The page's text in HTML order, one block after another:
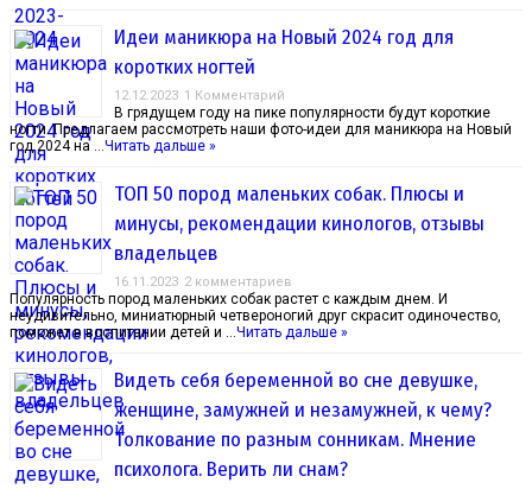
Идеи маникюра на Новый 2024 год для
коротких ногтей
12.12.2023 1 Комментарий
В грядущем году на пике популярности будут короткие
ногти. Предлагаем рассмотреть наши фото-идеи для маникюра на Новый
год 2024 на …Читать дальше »
ТОП 50 пород маленьких собак. Плюсы и
минусы, рекомендации кинологов, отзывы
владельцев
16.11.2023 2 комментариев
Популярность пород маленьких собак растет с каждым днем. И
неудивительно, миниатюрный четвероногий друг скрасит одиночество,
поможет в воспитании детей и …Читать дальше »
Видеть себя беременной во сне девушке,
женщине, замужней и незамужней, к чему?
Толкование по разным сонникам. Мнение
психолога. Верить ли снам?